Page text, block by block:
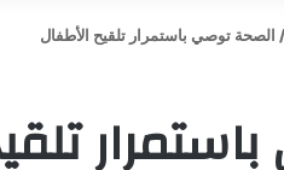
/ الصحة توصي باستمرار تلقيح الأطفال